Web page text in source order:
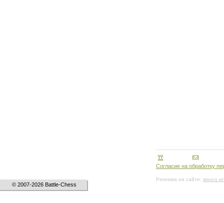
© 2007-2026 Battle-Chess
Согласие на обработку
Реклама на сайте: много